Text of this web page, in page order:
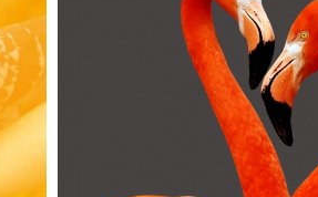
Le secret des entreprises
grandement expliqué par
approche qui nous permet
et de grandir